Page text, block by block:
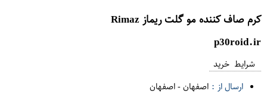
کرم صاف کننده مو گلت ریماز Rimaz
p30roid.ir
شرایط خرید
ارسال از : اصفهان-اصفهان